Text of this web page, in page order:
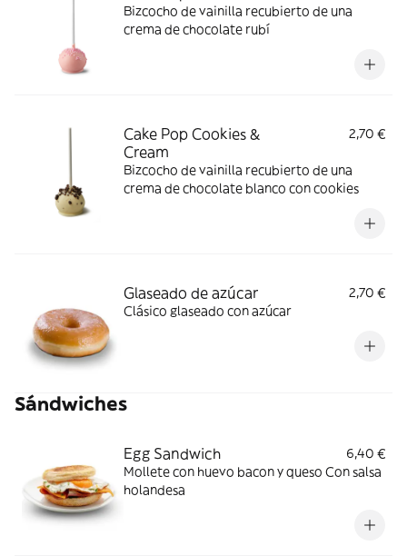
Bizcocho de vainilla recubierto de una
crema de chocolate rubí
Cake Pop Cookies &
Cream
2,70 €
Bizcocho de vainilla recubierto de una
crema de chocolate blanco con cookies
Glaseado de azúcar
2,70 €
Clásico glaseado con azúcar
Sándwiches
Egg Sandwich
6,40 €
Mollete con huevo bacon y queso Con salsa
holandesa